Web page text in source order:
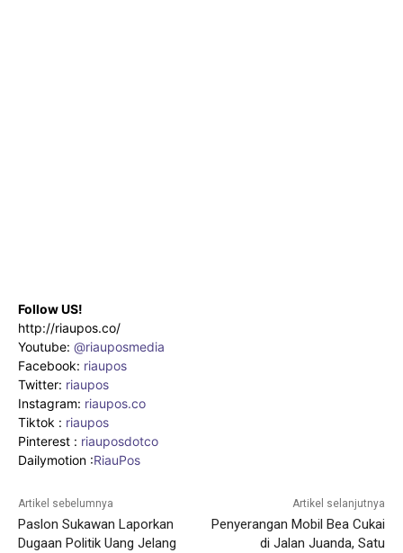
Follow US!
http://riaupos.co/
Youtube: @riauposmedia
Facebook: riaupos
Twitter: riaupos
Instagram: riaupos.co
Tiktok : riaupos
Pinterest : riauposdotco
Dailymotion :RiauPos
Artikel sebelumnya
Paslon Sukawan Laporkan
Dugaan Politik Uang Jelang
Artikel selanjutnya
Penyerangan Mobil Bea Cukai
di Jalan Juanda, Satu